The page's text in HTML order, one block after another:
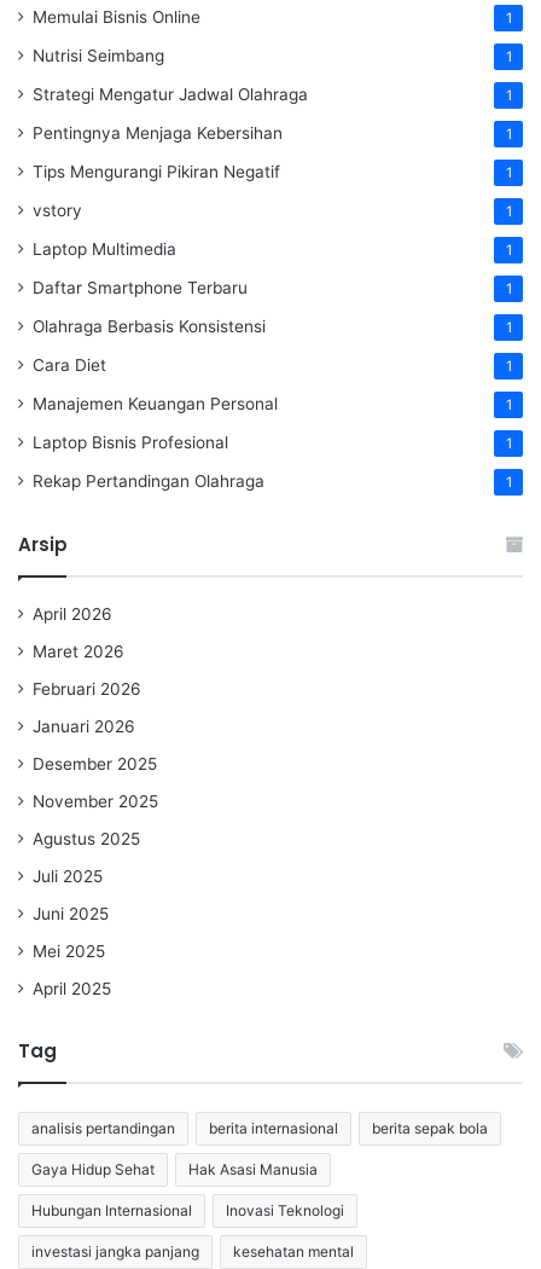
Memulai Bisnis Online 1
Nutrisi Seimbang 1
Strategi Mengatur Jadwal Olahraga 1
Pentingnya Menjaga Kebersihan 1
Tips Mengurangi Pikiran Negatif 1
vstory 1
Laptop Multimedia 1
Daftar Smartphone Terbaru 1
Olahraga Berbasis Konsistensi 1
Cara Diet 1
Manajemen Keuangan Personal 1
Laptop Bisnis Profesional 1
Rekap Pertandingan Olahraga 1
Arsip
April 2026
Maret 2026
Februari 2026
Januari 2026
Desember 2025
November 2025
Agustus 2025
Juli 2025
Juni 2025
Mei 2025
April 2025
Tag
analisis pertandingan berita internasional berita sepak bola
Gaya Hidup Sehat Hak Asasi Manusia
Hubungan Internasional Inovasi Teknologi
investasi jangka panjang kesehatan mental